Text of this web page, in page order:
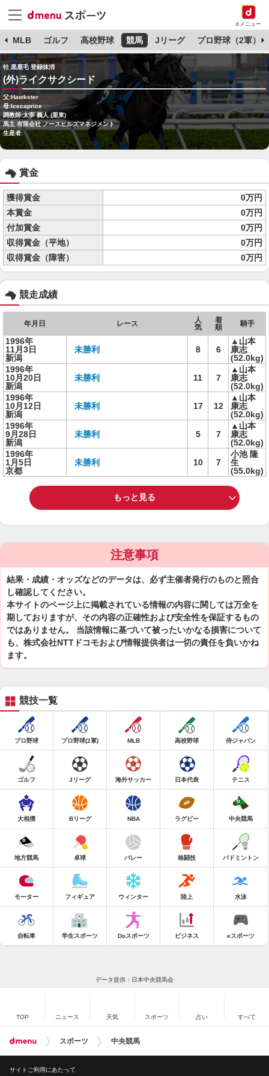
dメニュー
MLB ゴルフ 高校野球 競馬 Jリーグ プロ野球（2軍）
牡 黒鹿毛 登録抹消
(外)ライクサクシード
父:Hawkster
母:Icecaprice
調教師:太宰 義人 (栗東)
馬主:有限会社 ノースヒルズマネジメント
生産者:
賞金
獲得賞金
0万円
本賞金
0万円
付加賞金
0万円
収得賞金（平地）
0万円
収得賞金（障害）
0万円
競走成績
年月日 レース
人
気
着
順
騎手
1996年
11月3日
新潟
未勝利 8 6
▲山本
康志
(52.0kg)
1996年
10月20日
新潟
未勝利 11 7
▲山本
康志
(52.0kg)
1996年
10月12日
新潟
未勝利 17 12
▲山本
康志
(52.0kg)
1996年
9月28日
新潟
未勝利 5 7
▲山本
康志
(52.0kg)
1996年
1月5日
京都
未勝利 10 7
小池 隆
生
(55.0kg)
もっと見る
注意事項
結果・成績・オッズなどのデータは、必ず主催者発行のものと照合
し確認してください。
本サイトのページ上に掲載されている情報の内容に関しては万全を
期しておりますが、その内容の正確性および安全性を保証するもの
ではありません。 当該情報に基づいて被ったいかなる損害について
も、株式会社NTTドコモおよび情報提供者は一切の責任を負いかね
ます。
競技一覧
プロ野球 プロ野球(2軍) MLB 高校野球 侍ジャパン
ゴルフ Jリーグ 海外サッカー 日本代表 テニス
大相撲 Bリーグ NBA ラグビー 中央競馬
地方競馬 卓球 バレー 格闘技 バドミントン
モーター フィギュア ウィンター 陸上 水泳
自転車 学生スポーツ Doスポーツ ビジネス eスポーツ
データ提供：日本中央競馬会
TOP ニュース 天気 スポーツ 占い すべて
スポーツ 中央競馬
サイトご利用にあたって